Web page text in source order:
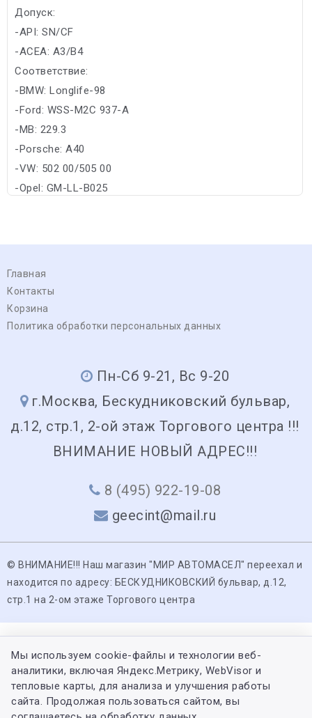
Допуск:
-API: SN/CF
-ACEA: A3/B4
Соответствие:
-BMW: Longlife-98
-Ford: WSS-M2C 937-A
-MB: 229.3
-Porsche: A40
-VW: 502 00/505 00
-Opel: GM-LL-B025
Главная
Контакты
Корзина
Политика обработки персональных данных
Пн-Сб 9-21, Вс 9-20
г.Москва, Бескудниковский бульвар,
д.12, стр.1, 2-ой этаж Торгового центра !!!
ВНИМАНИЕ НОВЫЙ АДРЕС!!!
8 (495) 922-19-08
geecint@mail.ru
© ВНИМАНИЕ!!! Наш магазин "МИР АВТОМАСЕЛ" переехал и
находится по адресу: БЕСКУДНИКОВСКИЙ бульвар, д.12,
стр.1 на 2-ом этаже Торгового центра
Мы используем cookie-файлы и технологии веб-
аналитики, включая Яндекс.Метрику, WebVisor и
тепловые карты, для анализа и улучшения работы
сайта. Продолжая пользоваться сайтом, вы